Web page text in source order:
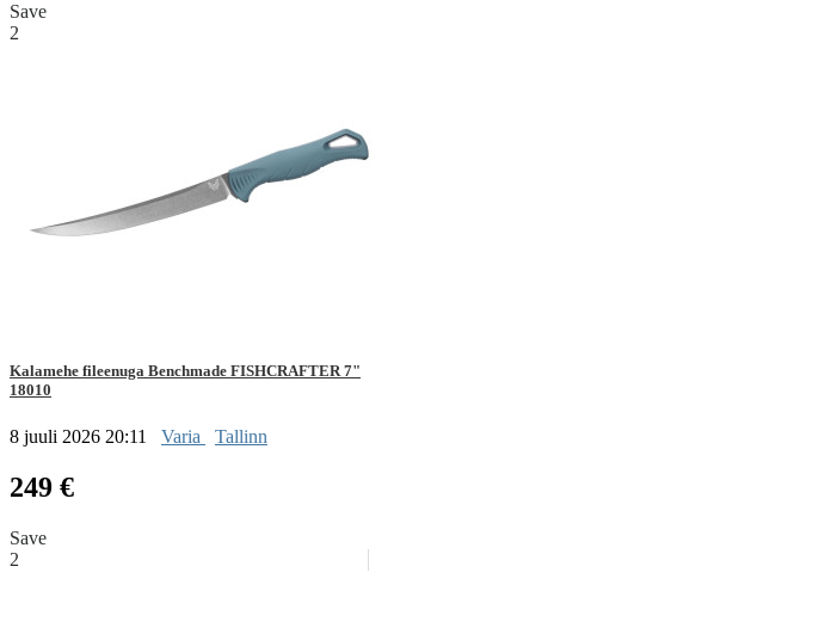
Save
2
Kalamehe fileenuga Benchmade FISHCRAFTER 7"
18010
8 juuli 2026 20:11 Varia Tallinn
249 €
Save
2